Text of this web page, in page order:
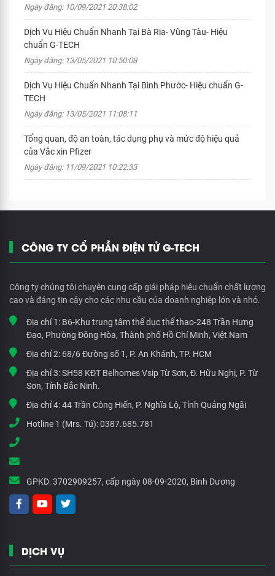
Ngày đăng: 10/09/2021 20:38:02
Dịch Vụ Hiệu Chuẩn Nhanh Tại Bà Rịa- Vũng Tàu- Hiệu
chuẩn G-TECH
Ngày đăng: 13/05/2021 10:50:08
Dịch Vụ Hiệu Chuẩn Nhanh Tại Bình Phước- Hiệu chuẩn G-
TECH
Ngày đăng: 13/05/2021 11:08:11
Tổng quan, độ an toàn, tác dụng phụ và mức độ hiệu quả
của Vắc xin Pfizer
Ngày đăng: 11/09/2021 10:22:33
CÔNG TY CỔ PHẦN ĐIỆN TỬ G-TECH
Công ty chúng tôi chuyên cung cấp giải pháp hiệu chuẩn chất lượng
cao và đáng tin cậy cho các nhu cầu của doanh nghiệp lớn và nhỏ.
Địa chỉ 1: B6-Khu trung tâm thể dục thể thao-248 Trần Hưng
Đạo, Phường Đông Hòa, Thành phố Hồ Chí Minh, Việt Nam
Địa chỉ 2: 68/6 Đường số 1, P. An Khánh, TP. HCM
Địa chỉ 3:SH58 KĐT Belhomes Vsip Từ Sơn, Đ. Hữu Nghị, P. Từ
Sơn, Tỉnh Bắc Ninh.
Địa chỉ 4:44 Trần Công Hiến, P. Nghĩa Lộ, Tỉnh Quảng Ngãi
Hotline 1 (Mrs. Tú):0387.685.781
GPKD:3702909257, cấp ngày 08-09-2020, Bình Dương
DỊCH VỤ